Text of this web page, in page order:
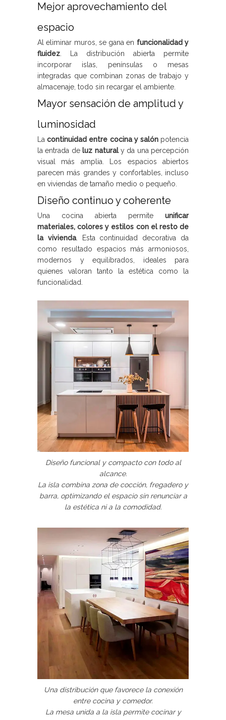
Mejor aprovechamiento del
espacio
Al eliminar muros, se gana en funcionalidad y
fluidez . La distribución abierta permite
incorporar islas, penínsulas o mesas
integradas que combinan zonas de trabajo y
almacenaje, todo sin recargar el ambiente.
Mayor sensación de amplitud y
luminosidad
Lacontinuidad entre cocina y salónpotencia
la entrada de luz naturaly da una percepción
visual más amplia. Los espacios abiertos
parecen más grandes y confortables, incluso
en viviendas de tamaño medio o pequeño.
Diseño continuo y coherente
Una cocina abierta permite unificar
materiales, colores y estilos con el resto de
la vivienda. Esta continuidad decorativa da
como resultado espacios más armoniosos,
modernos y equilibrados, ideales para
quienes valoran tanto la estética como la
funcionalidad.
Diseño funcional y compacto con todo al
alcance.
La isla combina zona de cocción, fregadero y
barra, optimizando el espacio sin renunciar a
la estética ni a la comodidad.
Una distribución que favorece la conexión
entre cocina y comedor.
La mesa unida a la isla permite cocinar y